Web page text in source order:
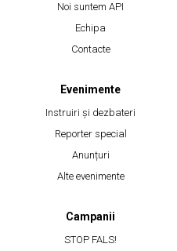
Noi suntem API
Echipa
Contacte
Evenimente
Instruiri și dezbateri
Reporter special
Anunțuri
Alte evenimente
Campanii
STOP FALS!